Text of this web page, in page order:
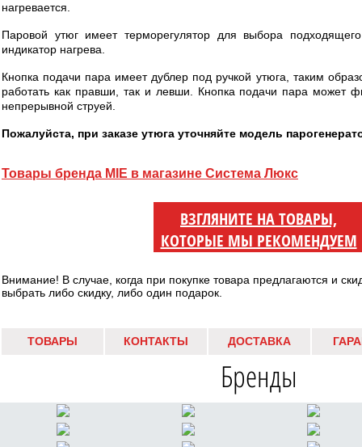
нагревается.
Паровой утюг имеет терморегулятор для выбора
индикатор нагрева.
Кнопка подачи пара имеет дублер под ручкой утюга, таким
работать как правши, так и левши. Кнопка подачи пара может
непрерывной струей.
Пожалуйста, при заказе утюга уточняйте модель
Товары бренда MIE в магазине Система Люкс
ВЗГЛЯНИТЕ НА ТОВАРЫ,
КОТОРЫЕ МЫ РЕКОМЕНДУЕМ
Внимание! В случае, когда при покупке товара предлагаются и
выбрать либо скидку, либо один подарок.
ТОВАРЫ КОНТАКТЫ ДОСТАВКА
Бренды